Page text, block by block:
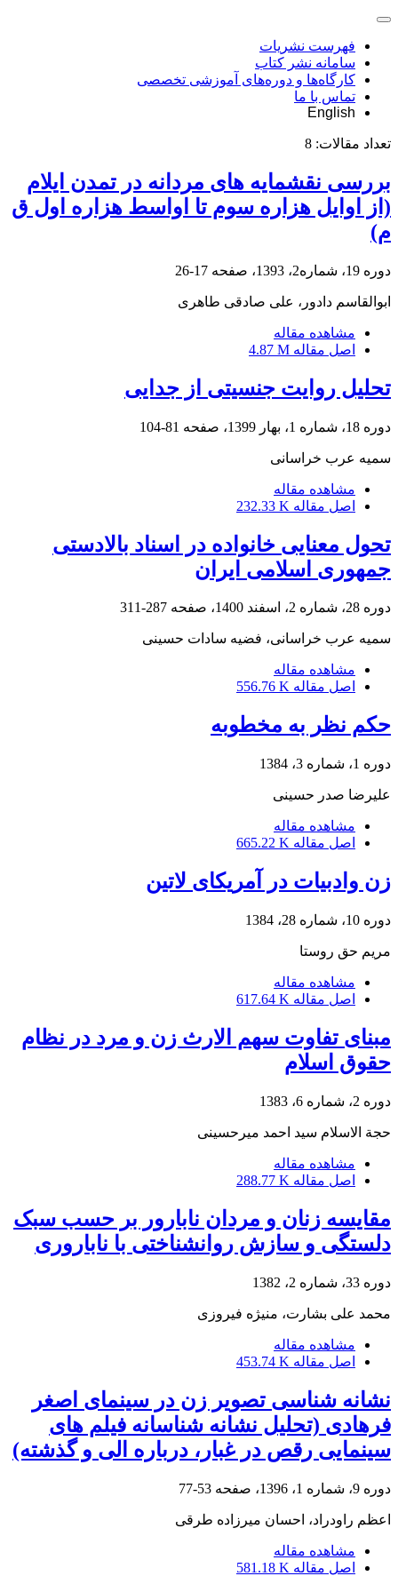
فهرست نشریات
سامانه نشر کتاب
کارگاه‌ها و دوره‌های آموزشی تخصصی
تماس با ما
English
تعداد مقالات: 8
بررسی نقشمایه های مردانه در تمدن ایلام
(از اوایل هزاره سوم تا اواسط هزاره اول ق
م)
دوره 19، شماره2، 1393، صفحه 17-26
ابوالقاسم دادور، علی صادقی طاهری
مشاهده مقاله
اصل مقاله 4.87 M
تحلیل روایت جنسیتی از جدایی
دوره 18، شماره 1، بهار 1399، صفحه 81-104
سمیه عرب خراسانی
مشاهده مقاله
اصل مقاله 232.33 K
تحول معنایی خانواده در اسناد بالادستی
جمهوری اسلامی ایران
دوره 28، شماره 2، اسفند 1400، صفحه 287-311
سمیه عرب خراسانی، فضیه سادات حسینی
مشاهده مقاله
اصل مقاله 556.76 K
حکم نظر به مخطوبه
دوره 1، شماره 3، 1384
علیرضا صدر حسینی
مشاهده مقاله
اصل مقاله 665.22 K
زن وادبیات در آمریکای لاتین
دوره 10، شماره 28، 1384
مریم حق روستا
مشاهده مقاله
اصل مقاله 617.64 K
مبنای تفاوت سهم الارث زن و مرد در نظام
حقوق اسلام
دوره 2، شماره 6، 1383
حجة الاسلام سید احمد میرحسینى
مشاهده مقاله
اصل مقاله 288.77 K
مقایسه زنان و مردان نابارور بر حسب سبک
دلستگی و سازش روانشناختی با ناباروری
دوره 33، شماره 2، 1382
محمد علی بشارت، منیژه فیروزی
مشاهده مقاله
اصل مقاله 453.74 K
نشانه شناسی تصویر زن در سینمای اصغر
فرهادی (تحلیل نشانه شناسانه فیلم های
سینمایی رقص در غبار، درباره الی و گذشته)
دوره 9، شماره 1، 1396، صفحه 53-77
اعظم راودراد، احسان میرزاده طرقی
مشاهده مقاله
اصل مقاله 581.18 K